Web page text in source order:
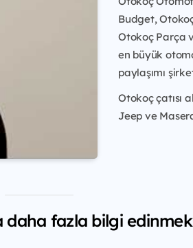
Budget,
Otokoç Parça
en büyük
paylaşımı
Otokoç çatısı
Jeep ve
fazla bilgi